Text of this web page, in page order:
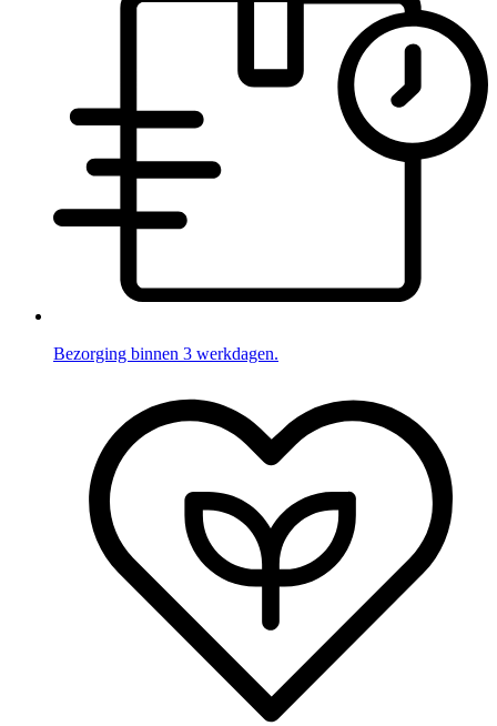
Bezorging binnen 3 werkdagen.